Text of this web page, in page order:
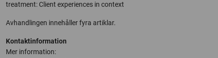
treatment: Client experiences in context
Avhandlingen innehåller fyra artiklar.
Kontaktinformation
Mer information: